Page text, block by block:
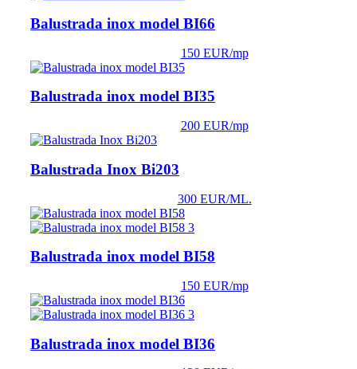
Balustrada inox model BI66
150 EUR/mp
Balustrada inox model BI35
200 EUR/mp
Balustrada Inox Bi203
300 EUR/ML.
Balustrada inox model BI58
150 EUR/mp
Balustrada inox model BI36